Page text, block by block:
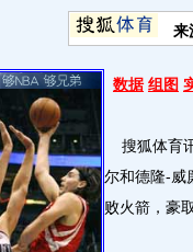
来
数据 组图
搜狐体育
尔和德隆-威
败火箭，豪